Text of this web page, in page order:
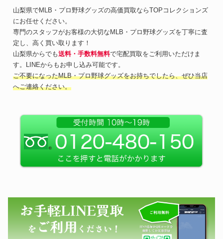
山梨県でMLB・プロ野球グッズの高価買取ならTOPコレクションズ
にお任せください。
専門のスタッフがお客様の大切なMLB・プロ野球グッズを丁寧に査
定し、高く買い取ります！
山梨県からでも送料・手数料無料で宅配買取をご利用いただけま
す。LINEからもお申し込み可能です。
ご不要になったMLB・プロ野球グッズをお持ちでしたら、ぜひ当店
へご連絡ください。